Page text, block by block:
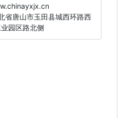
省唐山市玉田县城西环路西
园区路北侧